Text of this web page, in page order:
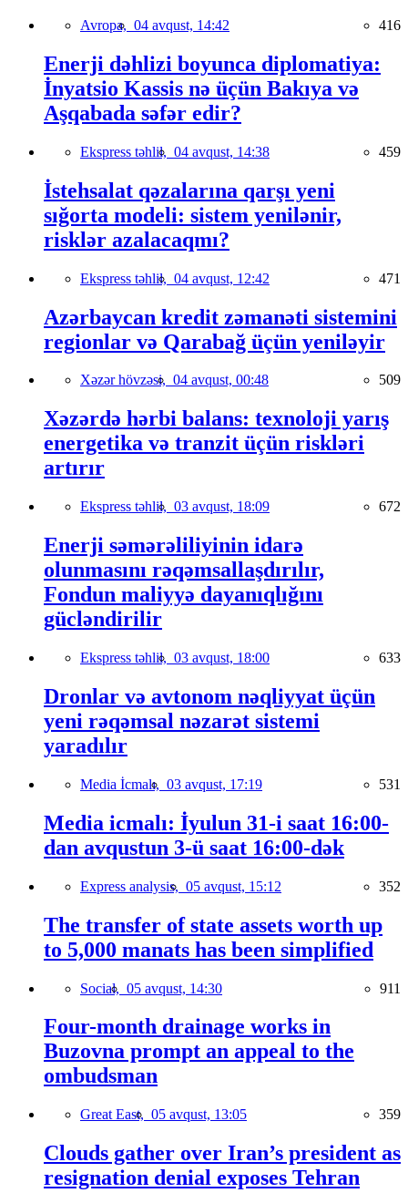
Avropa, 04 avqust, 14:42 416
Enerji dəhlizi boyunca diplomatiya:
İnyatsio Kassis nə üçün Bakıya və
Aşqabada səfər edir?
Ekspress təhlil, 04 avqust, 14:38 459
İstehsalat qəzalarına qarşı yeni
sığorta modeli: sistem yenilənir,
risklər azalacaqmı?
Ekspress təhlil, 04 avqust, 12:42 471
Azərbaycan kredit zəmanəti sistemini
regionlar və Qarabağ üçün yeniləyir
Xəzər hövzəsi, 04 avqust, 00:48 509
Xəzərdə hərbi balans: texnoloji yarış
energetika və tranzit üçün riskləri
artırır
Ekspress təhlil, 03 avqust, 18:09 672
Enerji səmərəliliyinin idarə
olunmasını rəqəmsallaşdırılır,
Fondun maliyyə dayanıqlığını
gücləndirilir
Ekspress təhlil, 03 avqust, 18:00 633
Dronlar və avtonom nəqliyyat üçün
yeni rəqəmsal nəzarət sistemi
yaradılır
Media İcmalı, 03 avqust, 17:19 531
Media icmalı: İyulun 31-i saat 16:00-
dan avqustun 3-ü saat 16:00-dək
Express analysis, 05 avqust, 15:12 352
The transfer of state assets worth up
to 5,000 manats has been simplified
Social, 05 avqust, 14:30 911
Four-month drainage works in
Buzovna prompt an appeal to the
ombudsman
Great East, 05 avqust, 13:05 359
Clouds gather over Iran’s president as
resignation denial exposes Tehran